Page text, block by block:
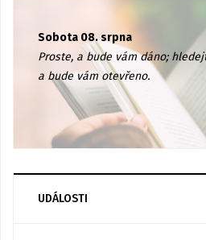
Sobota 08. srpna
Proste, a bude vám dáno;
a bude vám otevřeno.
UDÁLOSTI